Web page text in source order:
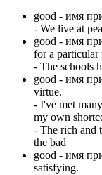
good - имя
- We live at
good - имя
for a particular
- The schools
good - имя
virtue.
- I've met many
my own
- The rich and
the bad
good - имя
satisfying.